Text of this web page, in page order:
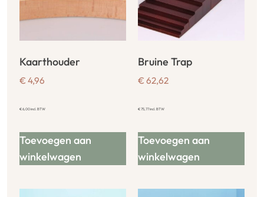
Kaarthouder
€ 4,96
€6,00incl. BTW
Toevoegen aan
winkelwagen
Bruine Trap
€ 62,62
€75,77incl. BTW
Toevoegen aan
winkelwagen